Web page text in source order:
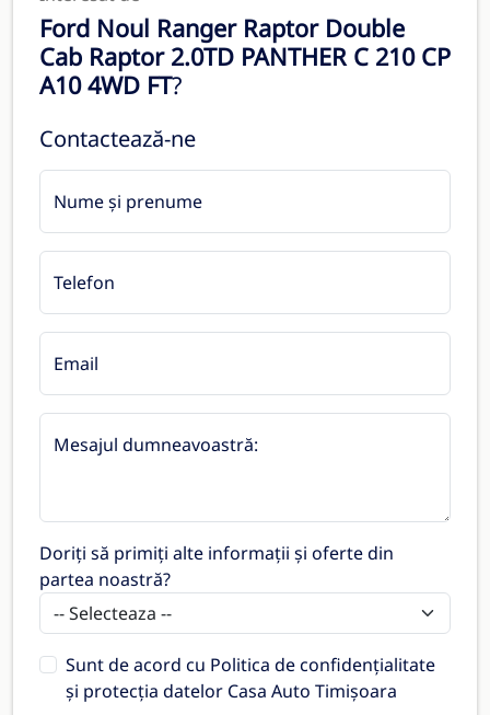
Ford Noul Ranger Raptor Double
Cab Raptor 2.0TD PANTHER C 210 CP
A10 4WD FT?
Contactează-ne
Nume și prenume
Telefon
Email
Mesajul dumneavoastră:
Doriți să primiți alte informații și oferte din
partea noastră?
Sunt de acord cu Politica de confidențialitate
și protecția datelor Casa Auto Timișoara